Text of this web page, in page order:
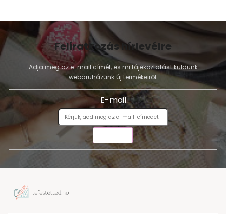
Feliratkozás hírlevélre
Adja meg az e-mail címét, és mi tájékoztatást küldünk
webáruházunk új termékeiről.
E-mail